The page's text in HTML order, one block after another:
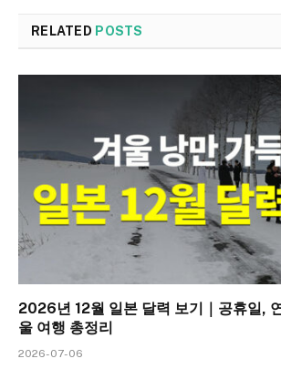
RELATED POSTS
2026년 12월 일본 달력 보기｜공휴일,
울 여행 총정리
2026-07-06